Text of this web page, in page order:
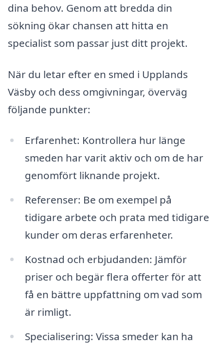
dina behov. Genom att bredda din
sökning ökar chansen att hitta en
specialist som passar just ditt projekt.
När du letar efter en smed i Upplands
Väsby och dess omgivningar, överväg
följande punkter:
Erfarenhet: Kontrollera hur länge
smeden har varit aktiv och om de har
genomfört liknande projekt.
Referenser: Be om exempel på
tidigare arbete och prata med tidigare
kunder om deras erfarenheter.
Kostnad och erbjudanden: Jämför
priser och begär flera offerter för att
få en bättre uppfattning om vad som
är rimligt.
Specialisering: Vissa smeder kan ha